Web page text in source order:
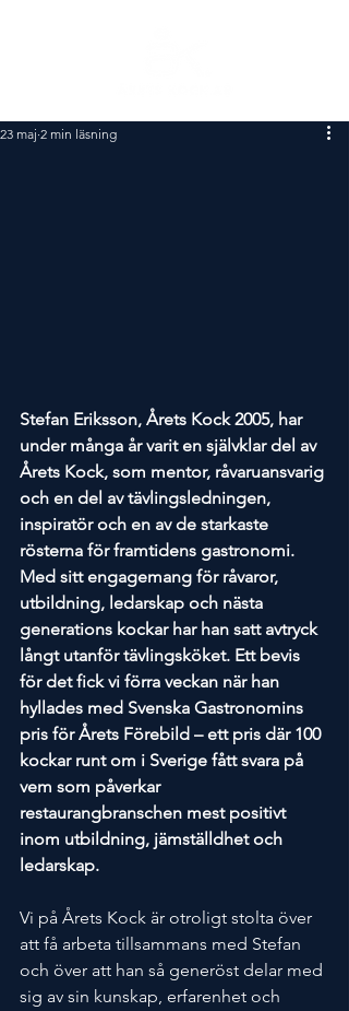
23 maj 2 min läsning
Stefan Eriksson, Årets Kock 2005, har
under många år varit en självklar del av
Årets Kock, som mentor, råvaruansvarig
och en del av tävlingsledningen,
inspiratör och en av de starkaste
rösterna för framtidens gastronomi.
Med sitt engagemang för råvaror,
utbildning, ledarskap och nästa
generations kockar har han satt avtryck
långt utanför tävlingsköket. Ett bevis
för det fick vi förra veckan när han
hyllades med Svenska Gastronomins
pris för Årets Förebild – ett pris där 100
kockar runt om i Sverige fått svara på
vem som påverkar
restaurangbranschen mest positivt
inom utbildning, jämställdhet och
ledarskap.
Vi på Årets Kock är otroligt stolta över
att få arbeta tillsammans med Stefan
och över att han så generöst delar med
sig av sin kunskap, erfarenhet och